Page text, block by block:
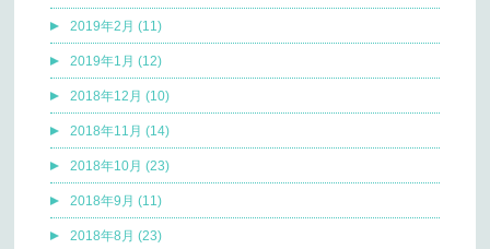
2019年2月 (11)
2019年1月 (12)
2018年12月 (10)
2018年11月 (14)
2018年10月 (23)
2018年9月 (11)
2018年8月 (23)